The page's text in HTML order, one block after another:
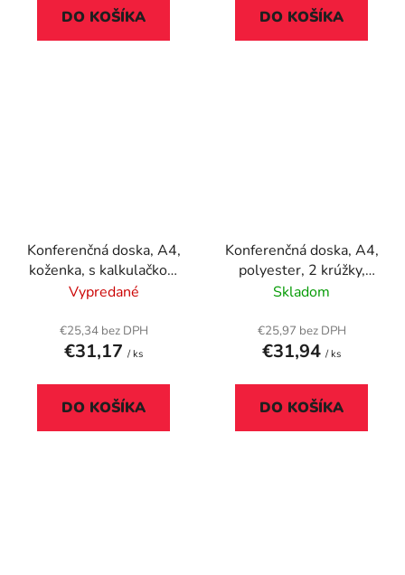
DO KOŠÍKA DO KOŠÍKA
Konferenčná doska, A4,
koženka, s kalkulačkou,
čierna
Vypredané
€25,34 bez DPH
€31,17 / ks
DO KOŠÍKA
Konferenčná doska, A4,
polyester, 2 krúžky,
WEDO "College", sivá
Skladom
€25,97 bez DPH
€31,94 / ks
DO KOŠÍKA